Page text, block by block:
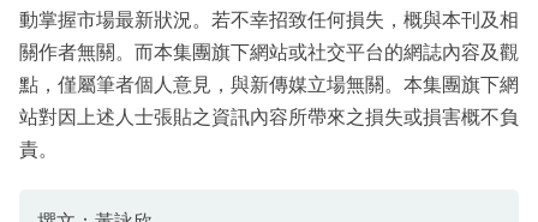
動掌握市場最新狀況。若不幸招致任何損失，概與本刊及相
關作者無關。而本集團旗下網站或社交平台的網誌內容及觀
點，僅屬筆者個人意見，與新傳媒立場無關。本集團旗下網
站對因上述人士張貼之資訊內容所帶來之損失或損害概不負
責。